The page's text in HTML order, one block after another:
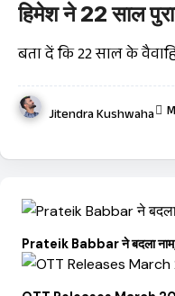
हिमेश ने 22 साल
बता दें कि 22 साल के
Jitendra Kushwaha
Prateik Babbar ने बदला